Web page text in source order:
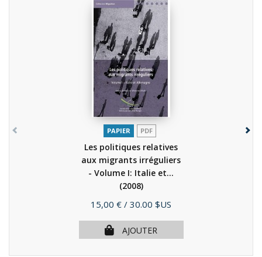
PAPIER PDF
Les politiques relatives
aux migrants irréguliers
- Volume I: Italie et...
(2008)
Prix
15,00 € / 30.00 $US
AJOUTER